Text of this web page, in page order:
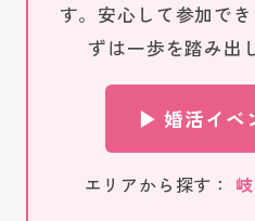
す。安心して参加で
ずは一歩を踏み出
▶ 婚活イベ
エリアから探す：